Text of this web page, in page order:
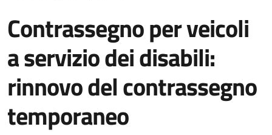
Contrassegno per veicoli
a servizio dei disabili:
rinnovo del contrassegno
temporaneo